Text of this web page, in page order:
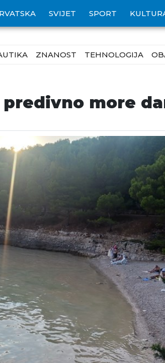
SVIJET SPORT
ZNANOST TEHNOLOGIJA
predivno more